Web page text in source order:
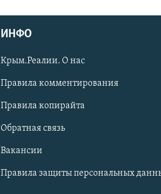
ИНФО
Крым.Реалии. О нас
Правила комментирования
Правила копирайта
Обратная связь
Вакансии
Правила защиты персональных